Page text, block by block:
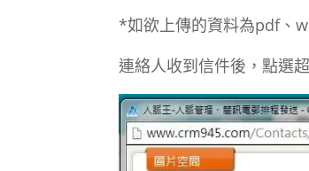
*如欲上傳的資料為pdf、
連絡人收到信件後，點選